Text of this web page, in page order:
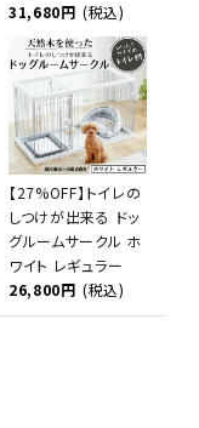
31,680円 (税込)
【27%OFF】トイレの
しつけが出来る ドッ
グルームサークル ホ
ワイト レギュラー
26,800円 (税込)